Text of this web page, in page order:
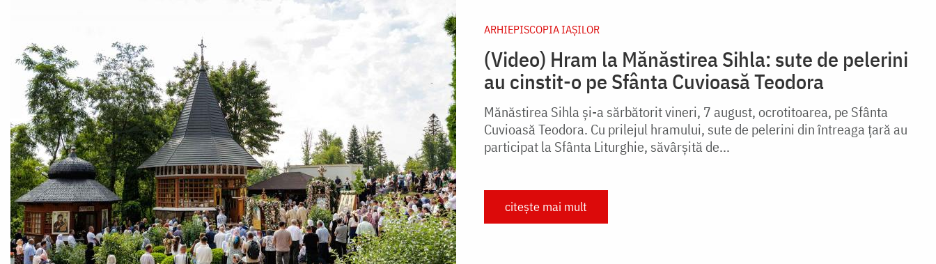
ARHIEPISCOPIA IAŞILOR
(Video) Hram la Mănăstirea Sihla: sute de pelerini
au cinstit-o pe Sfânta Cuvioasă Teodora
Mănăstirea Sihla și-a sărbătorit vineri, 7 august, ocrotitoarea, pe Sfânta
Cuvioasă Teodora. Cu prilejul hramului, sute de pelerini din întreaga țară au
participat la Sfânta Liturghie, săvârșită de...
citește mai mult